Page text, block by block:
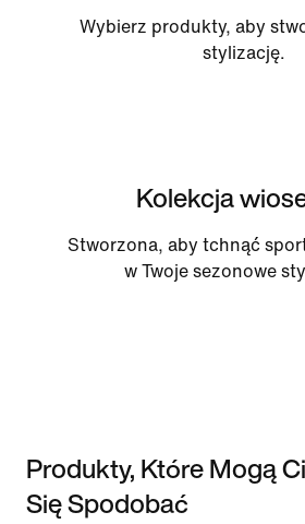
Wybierz produkty, aby
stylizację.
Kolekcja
Stworzona, aby tchnąć
w Twoje sezonowe
Produkty, Które Mogą Ci
Się Spodobać